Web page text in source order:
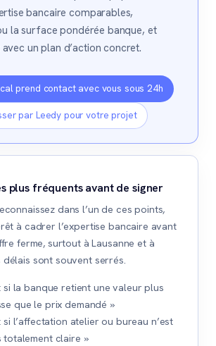
bancaire comparables,
la surface pondérée banque, et
un plan d’action concret.
prend contact avec vous sous 24h
par Leedy pour votre projet
plus fréquents avant de signer
dans l’un de ces points,
à cadrer l’expertise bancaire avant
ferme, surtout à Lausanne et à
délais sont souvent serrés.
si la banque retient une valeur plus
que le prix demandé »
si l’affectation atelier ou bureau n’est
totalement claire »